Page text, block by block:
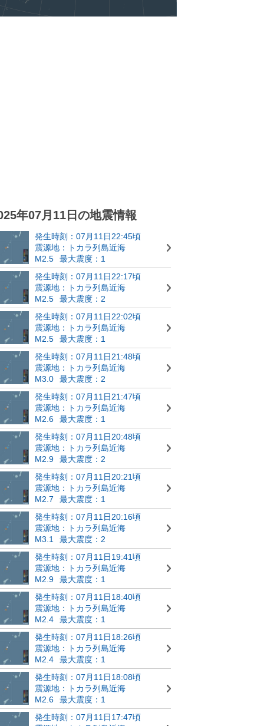
年07月11日の地震情報
発生時刻：07月11日22:45頃
震源地：トカラ列島近海
M2.5
最大震度：1
発生時刻：07月11日22:17頃
震源地：トカラ列島近海
M2.5
最大震度：2
発生時刻：07月11日22:02頃
震源地：トカラ列島近海
M2.5
最大震度：1
発生時刻：07月11日21:48頃
震源地：トカラ列島近海
M3.0
最大震度：2
発生時刻：07月11日21:47頃
震源地：トカラ列島近海
M2.6
最大震度：1
発生時刻：07月11日20:48頃
震源地：トカラ列島近海
M2.9
最大震度：2
発生時刻：07月11日20:21頃
震源地：トカラ列島近海
M2.7
最大震度：1
発生時刻：07月11日20:16頃
震源地：トカラ列島近海
M3.1
最大震度：2
発生時刻：07月11日19:41頃
震源地：トカラ列島近海
M2.9
最大震度：1
発生時刻：07月11日18:40頃
震源地：トカラ列島近海
M2.4
最大震度：1
発生時刻：07月11日18:26頃
震源地：トカラ列島近海
M2.4
最大震度：1
発生時刻：07月11日18:08頃
震源地：トカラ列島近海
M2.6
最大震度：1
発生時刻：07月11日17:47頃